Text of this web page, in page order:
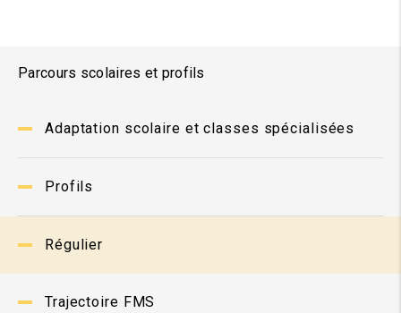
Parcours scolaires et profils
Adaptation scolaire et classes spécialisées
Profils
Régulier
Trajectoire FMS